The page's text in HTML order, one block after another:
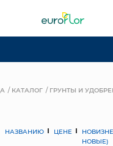
СВАДЕБНАЯ ФЛОРИСТИКА
КАТАЛОГ
ГРУНТЫ И
НАЗВАНИЮ ЦЕНЕ
НОВЫЕ)